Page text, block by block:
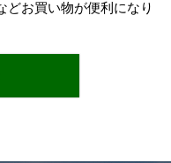
どお買い物が便利になり